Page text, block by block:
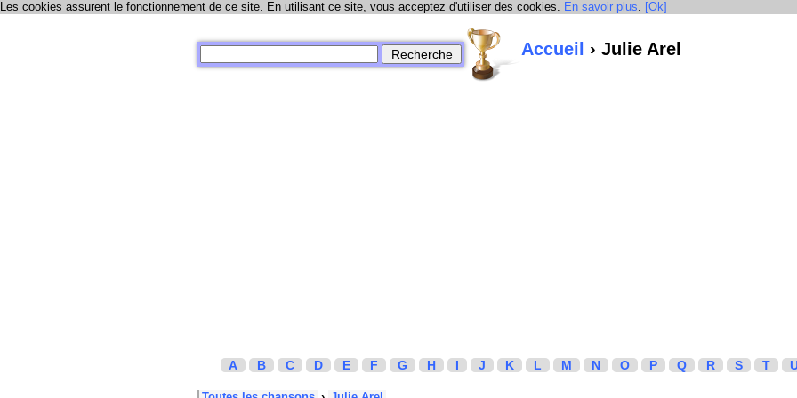
Les cookies assurent le fonctionnement de ce site. En utilisant ce site, vous acceptez d'utiliser des cookies. En savoir plus. [Ok]
Accueil › Julie Arel
A B C D E F G H I J K L M N O P Q R S T